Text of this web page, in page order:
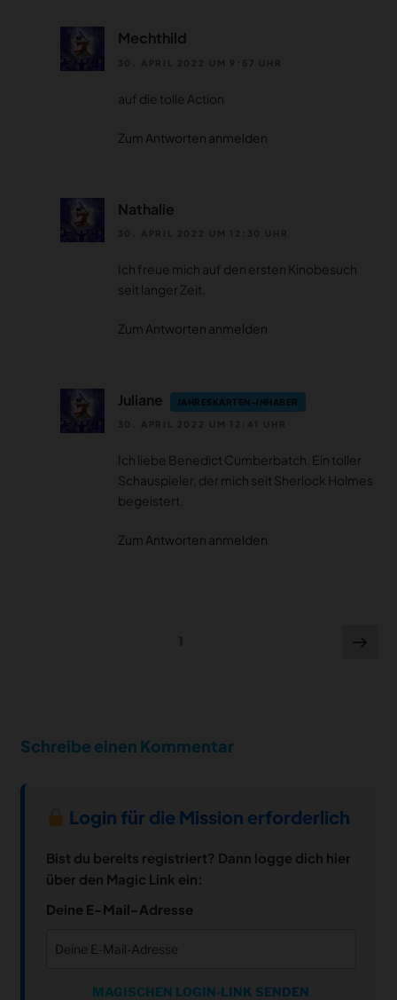
Mechthild
auf die tolle Action
Zum Antworten anmelden
Nathalie
Ich freue mich auf den ersten Kinobesuch
seit langer Zeit.
Zum Antworten anmelden
Juliane JAHRESKARTEN-INHABER
Ich liebe Benedict Cumberbatch. Ein toller
Schauspieler, der mich seit Sherlock Holmes
begeistert.
Zum Antworten anmelden
Schreibe einen Kommentar
Login für die Mission erforderlich
Bist du bereits registriert? Dann logge dich hier
über den Magic Link ein:
Deine E-Mail-Adresse
MAGISCHEN LOGIN-LINK SENDEN